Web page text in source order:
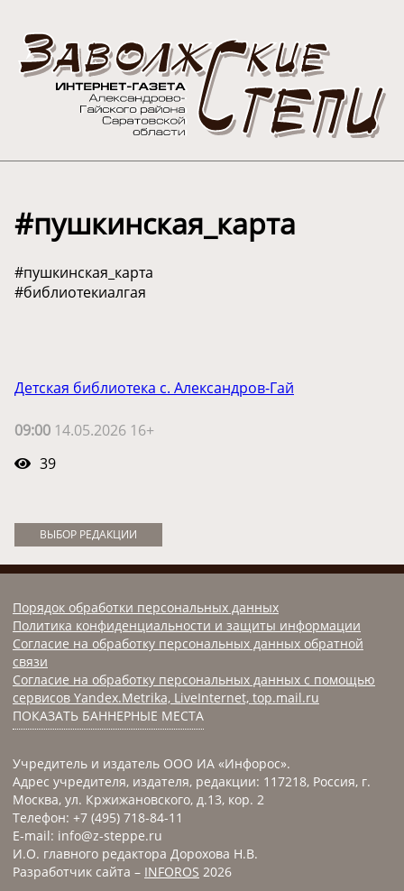
#пушкинская_карта
#пушкинская_карта
#библиотекиалгая
Детская библиотека с. Александров-Гай
09:00 14.05.2026 16+
39
ВЫБОР РЕДАКЦИИ
Порядок обработки персональных данных
Политика конфиденциальности и защиты информации
Согласие на обработку персональных данных обратной
связи
Согласие на обработку персональных данных с помощью
сервисов Yandex.Metrika, LiveInternet, top.mail.ru
ПОКАЗАТЬ БАННЕРНЫЕ МЕСТА
Учредитель и издатель ООО ИА «Инфорос».
Адрес учредителя, издателя, редакции: 117218, Россия, г.
Москва, ул. Кржижановского, д.13, кор. 2
Телефон: +7 (495) 718-84-11
E-mail: info@z-steppe.ru
И.О. главного редактора Дорохова Н.В.
Разработчик сайта – INFOROS 2026